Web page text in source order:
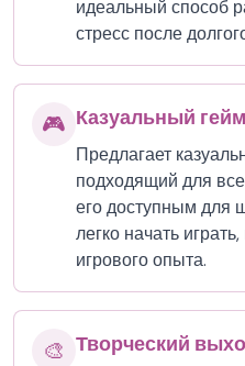
идеальный способ
стресс после
🎮 Казуальный
Предлагает
подходящий для
его доступным для
легко начать
игрового опыта.
🎨 Творческий